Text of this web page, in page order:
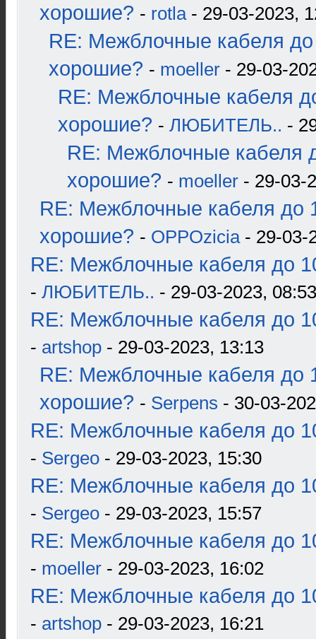
хорошие? - rotla- 29-03-2023,
RE: Межблочные кабеля до
хорошие? - moeller - 29-03-
RE: Межблочные кабеля
хорошие? - ЛЮБИТЕЛЬ.. -
RE: Межблочные кабеля
хорошие? - moeller - 29-03-
RE: Межблочные кабеля до
хорошие? - OPPOzicia- 29-03-
RE: Межблочные кабеля до
- ЛЮБИТЕЛЬ.. - 29-03-2023, 08:53
RE: Межблочные кабеля до
- artshop - 29-03-2023, 13:13
RE: Межблочные кабеля до
хорошие? - Serpens - 30-03-
RE: Межблочные кабеля до
- Sergeo - 29-03-2023, 15:30
RE: Межблочные кабеля до
- Sergeo - 29-03-2023, 15:57
RE: Межблочные кабеля до
- moeller - 29-03-2023, 16:02
RE: Межблочные кабеля до
- artshop - 29-03-2023, 16:21